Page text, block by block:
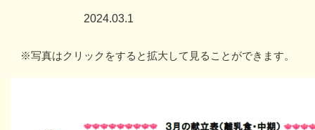
2024.03.1
※写真はクリックをすると拡大して見ることができます。